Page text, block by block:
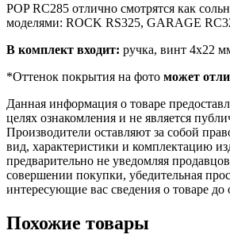
POP RC285 отлично смотрятся как
моделями: ROCK RS325, GARAGE
В комплект входит: ручка, винт 4х22
*Оттенок покрытия на фото может
Данная информация о товаре
целях ознакомления и не является
Производители оставляют за собой
вид, характеристики и комплектацию
предварительно не уведомляя
совершении покупки, убедительная
интересующие вас сведения о товаре до
Похожие товары